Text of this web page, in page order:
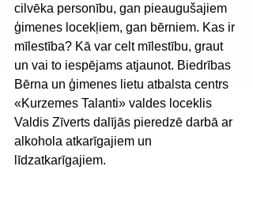
cilvēka personību, gan pieaugušajiem
ģimenes locekļiem, gan bērniem. Kas ir
mīlestība? Kā var celt mīlestību, graut
un vai to iespējams atjaunot. Biedrības
Bērna un ģimenes lietu atbalsta centrs
«Kurzemes Talanti» valdes loceklis
Valdis Zīverts dalījās pieredzē darbā ar
alkohola atkarīgajiem un
līdzatkarīgajiem.